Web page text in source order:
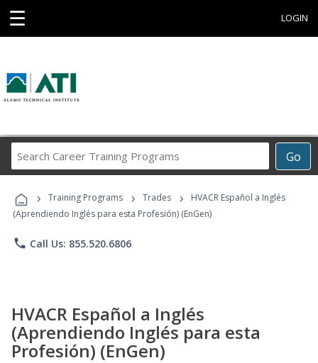
☰ LOGIN
Go
Career
Programs
› Training Programs › Trades ›
HVACR Español a Inglés
(Aprendiendo Inglés para esta Profesión) (EnGen)
phone Call Us: 855.520.6806
HVACR Español a Inglés
(Aprendiendo Inglés para esta
Profesión) (EnGen)